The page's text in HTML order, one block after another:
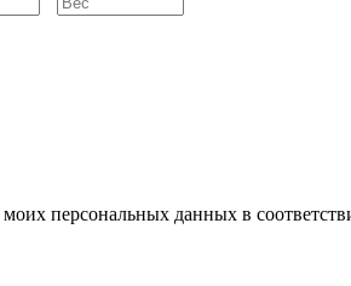
персональных данных в